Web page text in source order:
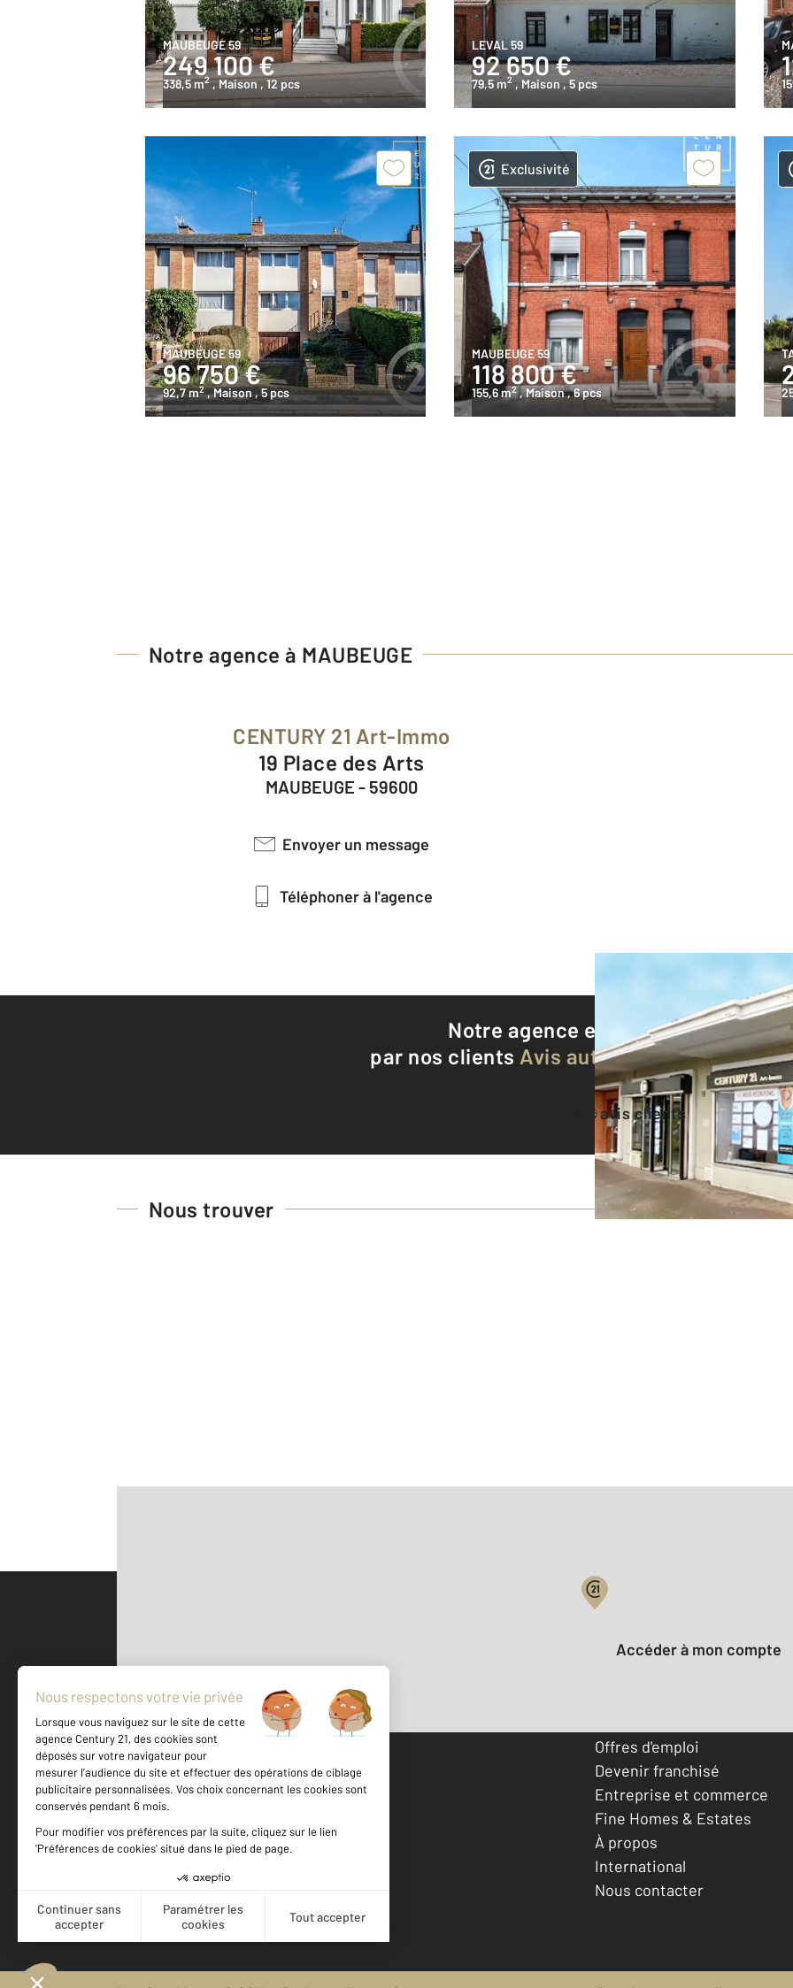
MAUBEUGE 59
249 100 €
338,5 m2 , Maison, 12 pcs
LEVAL 59
92 650 €
79,5 m2 , Maison, 5 pcs
MAUBEUGE 59
96 750 €
92,7 m2 , Maison, 5 pcs
Exclusivité
MAUBEUGE 59
118 800 €
155,6 m2 , Maison, 6 pcs
Notre agence à MAUBEUGE
CENTURY 21 Art-Immo
19 Place des Arts
MAUBEUGE - 59600
Envoyer un message
Téléphoner à l'agence
Notre agence est notée9,3/10
par nos clients Avis authentifiés par
Voir tous les avis clients
Nous trouver
500 m ©Mappy
Votre compte :
Accéder à mon compte
Votre agence est notée
Achat
Location
Offres d'emploi
Devenir franchisé
Entreprise et commerce
Fine Homes & Estates
À propos
International
Nous contacter